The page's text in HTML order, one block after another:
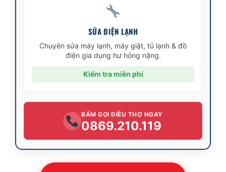
SỬA ĐIỆN LẠNH
Chuyên sửa máy lạnh, máy giặt, tủ lạnh & đồ
điện gia dụng hư hỏng nặng.
Kiểm tra miễn phí
BẤM GỌI ĐIỀU THỢ NGAY
0869.210.119